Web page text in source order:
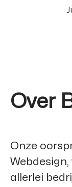
Over
Onze
Webdesign
allerlei